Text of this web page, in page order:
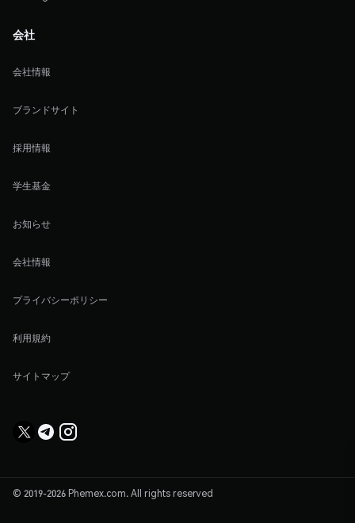
会社
会社情報
ブランドサイト
採用情報
学生基金
お知らせ
会社情報
プライバシーポリシー
利用規約
サイトマップ
© 2019-2026 Phemex.com. All rights reserved